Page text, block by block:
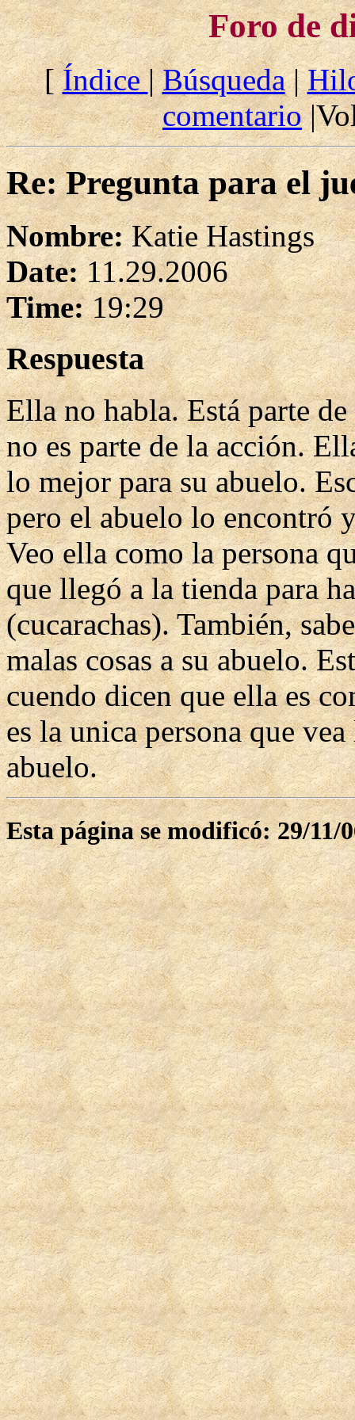
Foro de
[Índice|Búsqueda|
comentario
Re: Pregunta para el
Nombre:Katie Hastings
Date:11.29.2006
Time:19:29
Respuesta
Ella no habla. Está parte
no es parte de la acción.
lo mejor para su abuelo.
pero el abuelo lo encontró
Veo ella como la persona
que llegó a la tienda para
(cucarachas). También,
malas cosas a su abuelo.
cuendo dicen que ella es
es la unica persona que
abuelo.
Esta página se modificó: 29/11/